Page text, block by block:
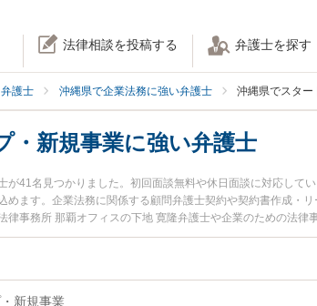
法律相談を投稿する 弁護士を探す
護士 沖縄県で企業法務に強い弁護士 沖縄県でスタ
・新規事業に強い弁護士
が41名見つかりました。初回面談無料や休日面談に対応して
めます。企業法務に関係する顧問弁護士契約や契約書作成・
律事務所 那覇オフィスの下地 寛隆弁護士や企業のための法
、強みなどが注目されています。『沖縄県で土日や夜間に発
ル解決の実績豊富な近くの弁護士を検索したい』『初回相談
新規事業